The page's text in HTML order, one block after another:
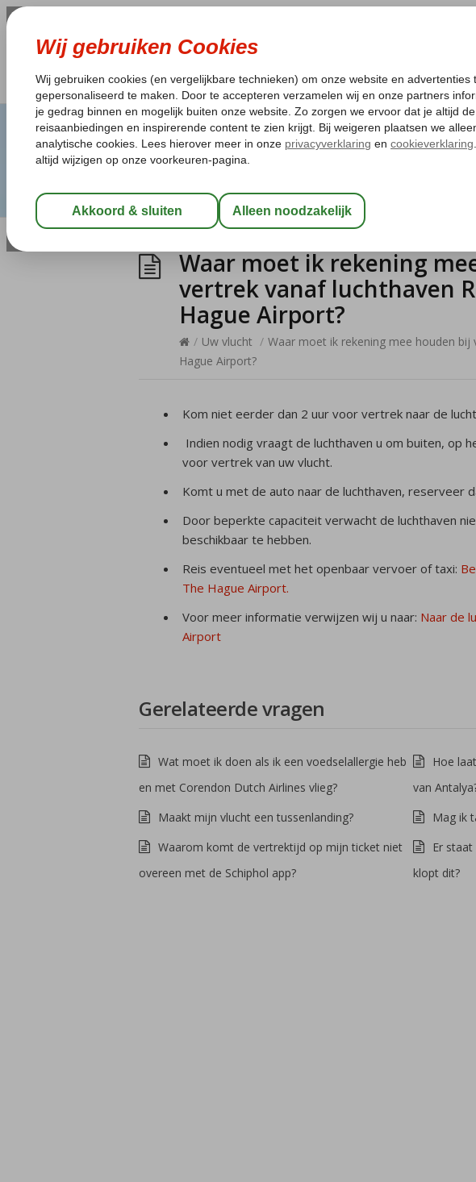
Waar moet ik rekening
vertrek vanaf luchthaven
Hague Airport?
/ Uw vlucht / Waar moet ik rekening mee houden
Hague Airport?
Kom niet eerder dan 2 uur voor vertrek naar de
Indien nodig vraagt de luchthaven u om buiten, op
voor vertrek van uw vlucht.
Komt u met de auto naar de luchthaven, reserveer
Door beperkte capaciteit verwacht de luchthaven
beschikbaar te hebben.
Reis eventueel met het openbaar vervoer of taxi:
The Hague Airport.
Voor meer informatie verwijzen wij u naar: Naar de
Airport
Gerelateerde vragen
Wat moet ik doen als ik een voedselallergie heb
en met Corendon Dutch Airlines vlieg?
Hoe
van
Maakt mijn vlucht een tussenlanding?
Mag ik
Waarom komt de vertrektijd op mijn ticket niet
overeen met de Schiphol app?
Er
klopt dit?